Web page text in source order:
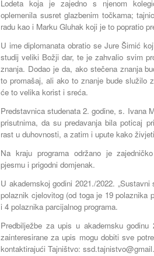
Lodeta koja je zajedno s njenom
oplemenila susret glazbenim točkama;
radu kao i Marku Gluhak koji je to popratio
U ime diplomanata obratio se Jure Šimić
studij veliki Božji dar, te je zahvalio svim
znanja. Dodao je da, ako stečena znanja
to promašaj, ali ako to znanje bude služilo
će to velika korist i sreća.
Predstavnica studenata 2. godine, s. Ivana
prisutnima, da su predavanja bila poticaj
rast u duhovnosti, a zatim i upute kako
Na kraju programa održano je
pjesmu i prigodni domjenak.
U akademskoj godini 2021./2022.
polaznik cjelovitog (od toga je 19 polaznika
i 4 polaznika parcijalnog programa.
Predbilježbe za upis u akademsku
zainteresirane za upis mogu dobiti sve
kontaktirajući Tajništvo: